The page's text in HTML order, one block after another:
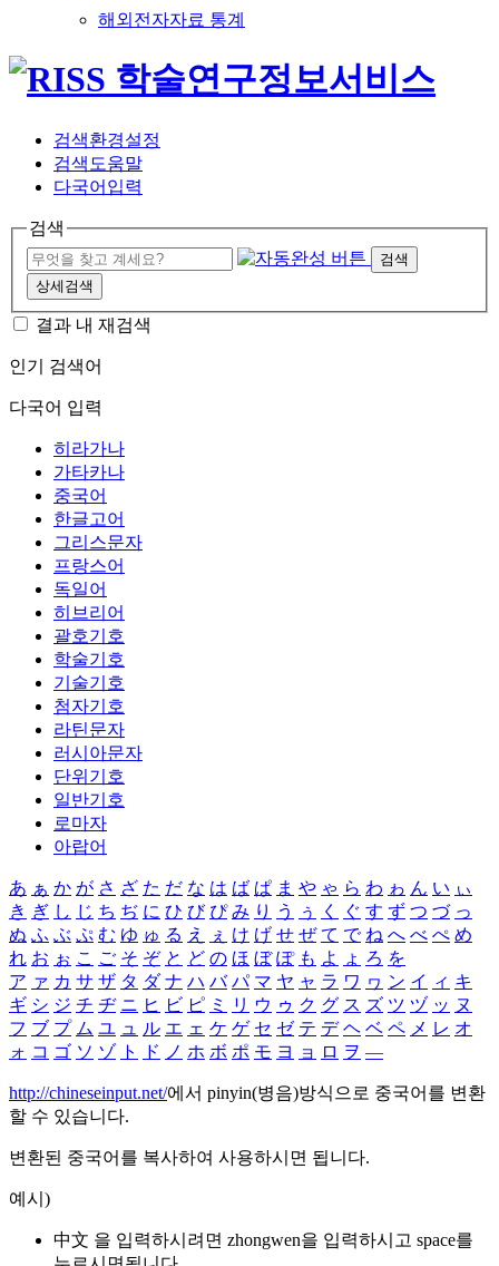
해외전자자료 통계
검색환경설정
검색도움말
다국어입력
검색
검색
상세검색
결과 내 재검색
인기 검색어
다국어 입력
히라가나
가타카나
중국어
한글고어
그리스문자
프랑스어
독일어
히브리어
괄호기호
학술기호
기술기호
첨자기호
라틴문자
러시아문자
단위기호
일반기호
로마자
아랍어
あ ぁ か が さ ざ た だ な は ば ぱ ま や ゃ ら わ ゎ ん い ぃ
き ぎ し じ ち ぢ に ひ び ぴ み り う ぅ く ぐ す ず つ づ っ
ぬ ふ ぶ ぷ む ゆ ゅ る え ぇ け げ せ ぜ て で ね へ べ ぺ め
れ お ぉ こ ご そ ぞ と ど の ほ ぼ ぽ も よ ょ ろ を
ア ァ カ サ ザ タ ダ ナ ハ バ パ マ ヤ ャ ラ ワ ヮ ン イ ィ キ
ギ シ ジ チ ヂ ニ ヒ ビ ピ ミ リ ウ ゥ ク グ ス ズ ツ ヅ ッ ヌ
フ ブ プ ム ユ ュ ル エ ェ ケ ゲ セ ゼ テ デ ヘ ベ ペ メ レ オ
ォ コ ゴ ソ ゾ ト ド ノ ホ ボ ポ モ ヨ ョ ロ ヲ ―
http://chineseinput.net/에서 pinyin(병음)방식으로 중국어를 변환
할 수 있습니다.
변환된 중국어를 복사하여 사용하시면 됩니다.
예시)
中文 을 입력하시려면 zhongwen을 입력하시고 space를